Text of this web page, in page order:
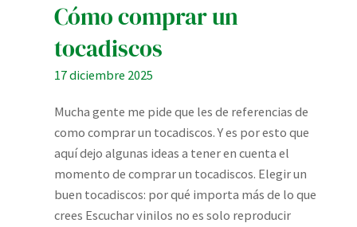
Cómo comprar un
tocadiscos
17 diciembre 2025
Mucha gente me pide que les de referencias de
como comprar un tocadiscos. Y es por esto que
aquí dejo algunas ideas a tener en cuenta el
momento de comprar un tocadiscos. Elegir un
buen tocadiscos: por qué importa más de lo que
crees Escuchar vinilos no es solo reproducir